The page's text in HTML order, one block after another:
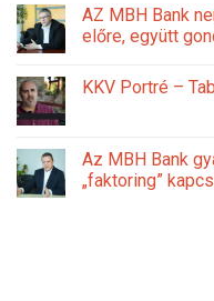
AZ MBH Bank
előre, együtt
KKV Portré –
Az MBH Bank
„faktoring”